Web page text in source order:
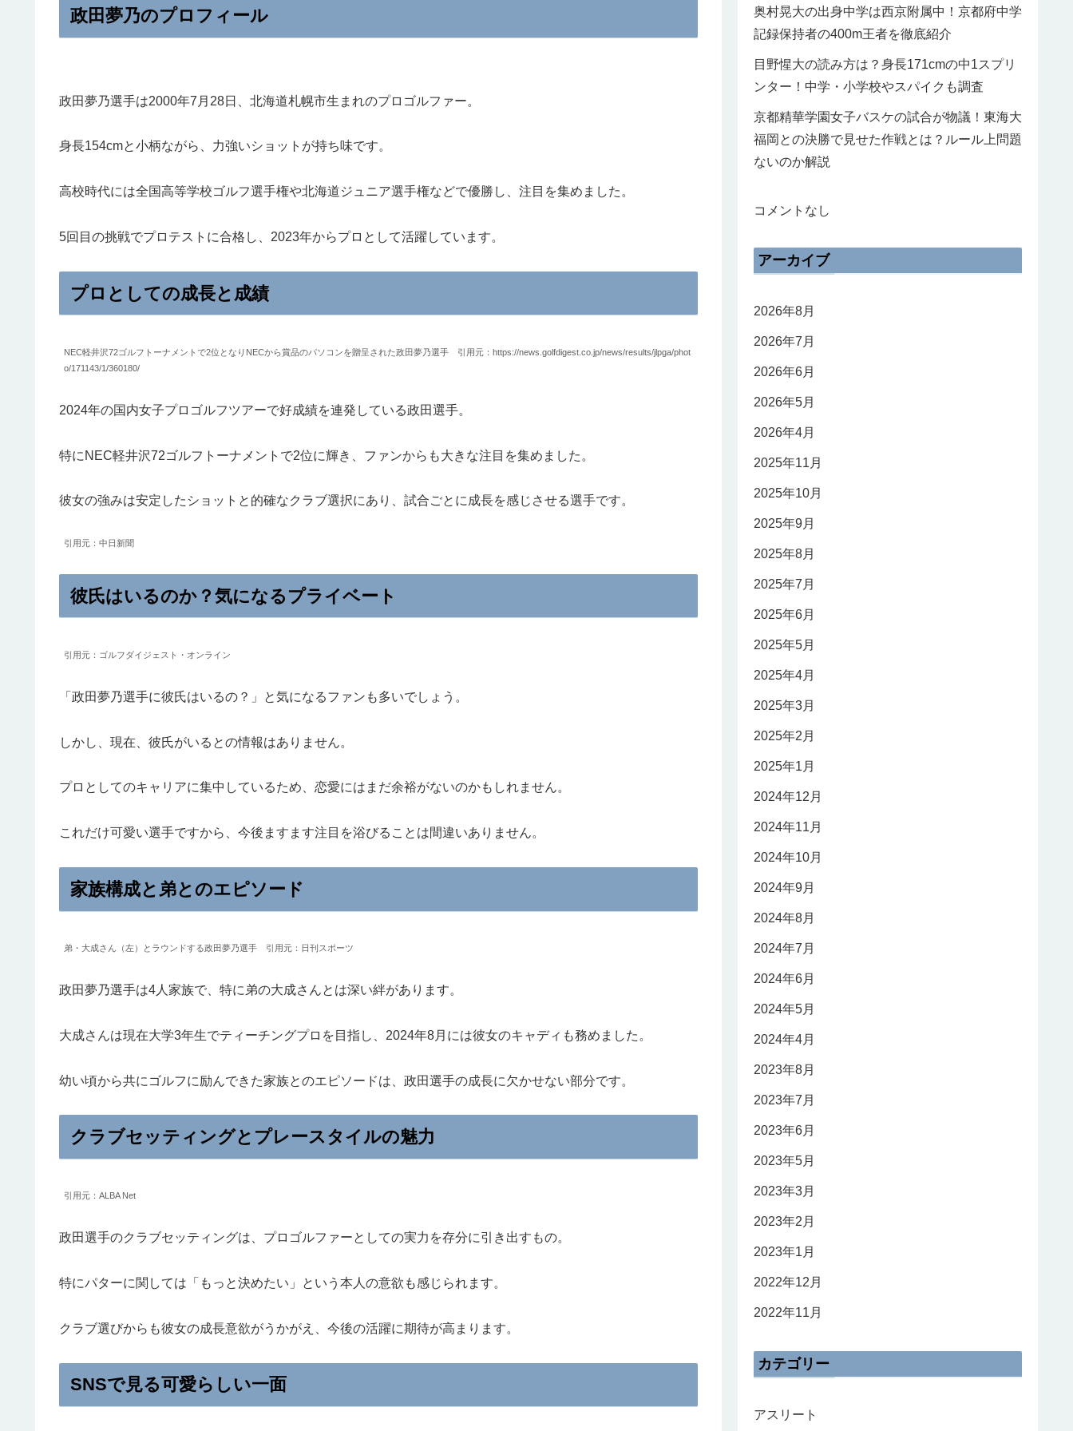
政田夢乃のプロフィール
政田夢乃選手は2000年7月28日、北海道札幌市生まれのプロゴルファー。
身長154cmと小柄ながら、力強いショットが持ち味です。
高校時代には全国高等学校ゴルフ選手権や北海道ジュニア選手権などで優勝し、注目を集めました。
5回目の挑戦でプロテストに合格し、2023年からプロとして活躍しています。
プロとしての成長と成績
NEC軽井沢72ゴルフトーナメントで2位となりNECから賞品のパソコンを贈呈された政田夢乃選手 引用元：https://news.golfdigest.co.jp/news/results/jlpga/phot
o/171143/1/360180/
2024年の国内女子プロゴルフツアーで好成績を連発している政田選手。
特にNEC軽井沢72ゴルフトーナメントで2位に輝き、ファンからも大きな注目を集めました。
彼女の強みは安定したショットと的確なクラブ選択にあり、試合ごとに成長を感じさせる選手です。
引用元：中日新聞
彼氏はいるのか？気になるプライベート
引用元：ゴルフダイジェスト・オンライン
「政田夢乃選手に彼氏はいるの？」と気になるファンも多いでしょう。
しかし、現在、彼氏がいるとの情報はありません。
プロとしてのキャリアに集中しているため、恋愛にはまだ余裕がないのかもしれません。
これだけ可愛い選手ですから、今後ますます注目を浴びることは間違いありません。
家族構成と弟とのエピソード
弟・大成さん（左）とラウンドする政田夢乃選手 引用元：日刊スポーツ
政田夢乃選手は4人家族で、特に弟の大成さんとは深い絆があります。
大成さんは現在大学3年生でティーチングプロを目指し、2024年8月には彼女のキャディも務めました。
幼い頃から共にゴルフに励んできた家族とのエピソードは、政田選手の成長に欠かせない部分です。
クラブセッティングとプレースタイルの魅力
引用元：ALBA Net
政田選手のクラブセッティングは、プロゴルファーとしての実力を存分に引き出すもの。
特にパターに関しては「もっと決めたい」という本人の意欲も感じられます。
クラブ選びからも彼女の成長意欲がうかがえ、今後の活躍に期待が高まります。
SNSで見る可愛らしい一面
奥村晃大の出身中学は西京附属中！京都府中学
記録保持者の400m王者を徹底紹介
目野惺大の読み方は？身長171cmの中1スプリ
ンター！中学・小学校やスパイクも調査
京都精華学園女子バスケの試合が物議！東海大
福岡との決勝で見せた作戦とは？ルール上問題
ないのか解説
コメントなし
アーカイブ
2026年8月
2026年7月
2026年6月
2026年5月
2026年4月
2025年11月
2025年10月
2025年9月
2025年8月
2025年7月
2025年6月
2025年5月
2025年4月
2025年3月
2025年2月
2025年1月
2024年12月
2024年11月
2024年10月
2024年9月
2024年8月
2024年7月
2024年6月
2024年5月
2024年4月
2023年8月
2023年7月
2023年6月
2023年5月
2023年3月
2023年2月
2023年1月
2022年12月
2022年11月
カテゴリー
アスリート